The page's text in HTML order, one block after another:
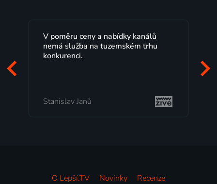
Lepší.TV sleduji už několik let s
maximální spokojeností. Velký výběr
programů a nemuset běžet k TV na
Milada Tomešová
O Lepší.TV Novinky
Recenze